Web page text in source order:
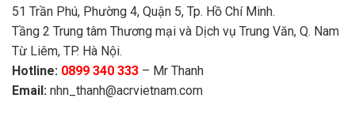
51 Trần Phú, Phường 4, Quận 5, Tp. Hồ Chí Minh.
Tầng 2 Trung tâm Thương mại và Dịch vụ Trung Văn, Q. Nam
Từ Liêm, TP. Hà Nội.
Hotline: 0899 340 333 – Mr Thanh
Email: nhn_thanh@acrvietnam.com